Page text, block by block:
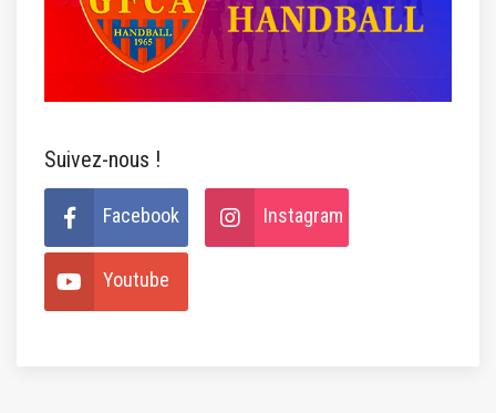
Suivez-nous !
Facebook Instagram
Youtube